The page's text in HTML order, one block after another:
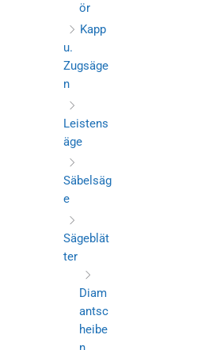
ör
Kapp
u.
Zugsäge
n
Leistens
äge
Säbelsäg
e
Sägeblät
ter
Diam
antsc
heibe